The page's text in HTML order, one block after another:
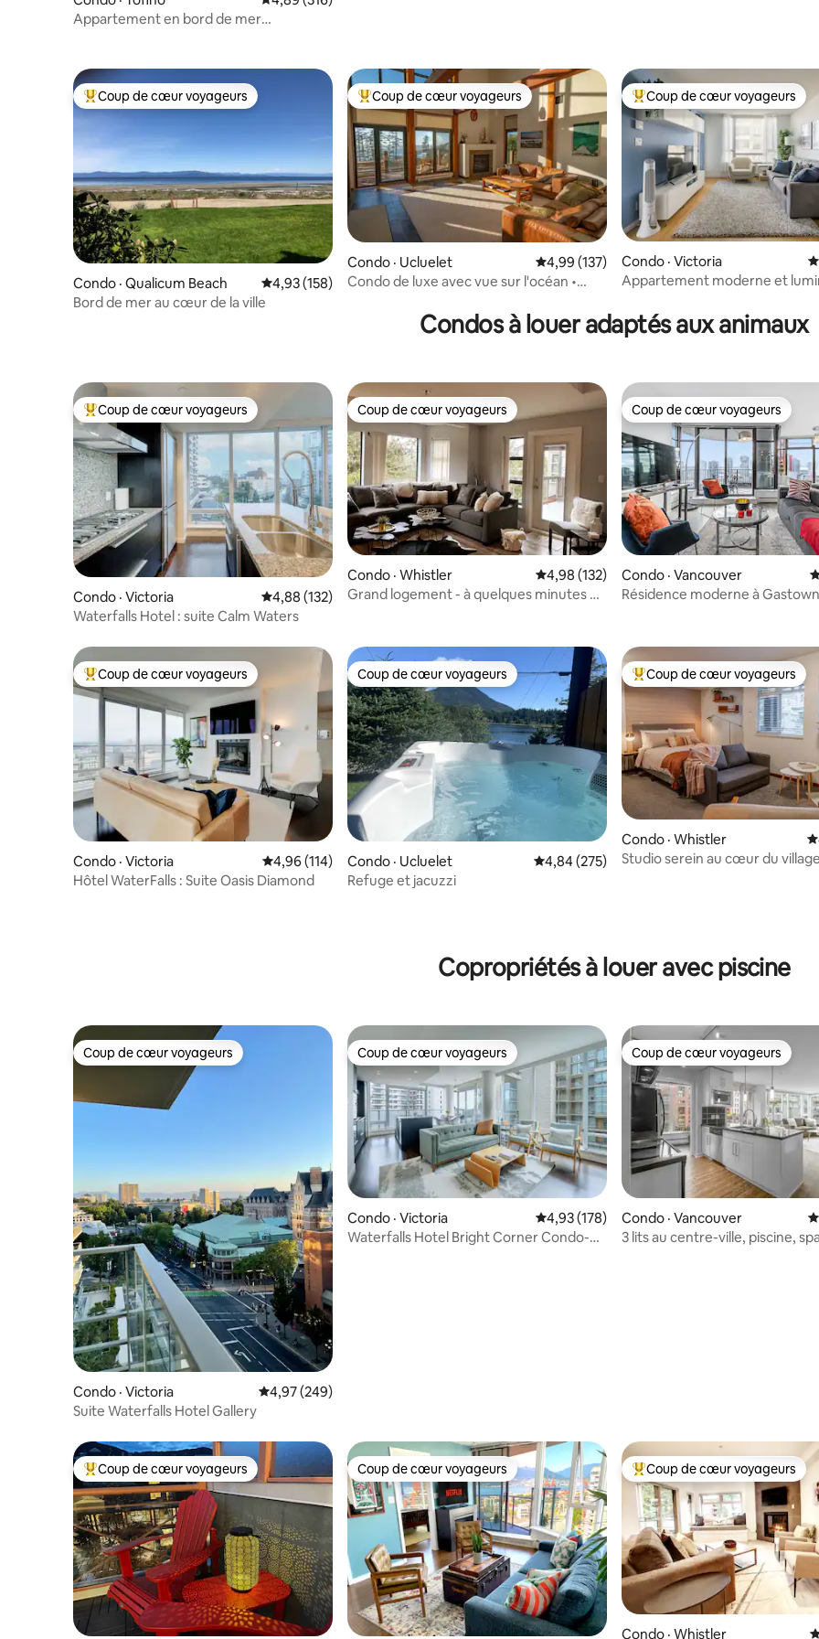
Appartement en bord de mer
Coup de cœur voyageurs parmi les plus aimés
Coup de cœur voyageurs
Condo · Qualicum Beach Note moyenne de 4,93 sur 5, 158 commentaires
4,93 (158)
Bord de mer au cœur de la ville
Coup de cœur voyageurs parmi les plus aimés
Coup de cœur voyageurs
Condo · Ucluelet Note moyenne de 4,99 sur 5, 137
4,99 (137)
Condo de luxe avec vue sur l'océan •
Coup de cœur voyageurs
Coup de cœur voyageurs
Condo · Victoria
Appartement moderne et
Condos à louer adaptés aux animaux
Coup de cœur voyageurs parmi les plus aimés
Coup de cœur voyageurs
Condo · Victoria Note moyenne de 4,88 sur 5, 132 commentaires
4,88 (132)
Waterfalls Hotel : suite Calm Waters
Coup de cœur voyageurs
Coup de cœur voyageurs
Condo · Whistler Note moyenne de 4,98 sur 5, 132
4,98 (132)
Grand logement - à quelques minutes du
Coup de cœur voyageurs
Coup de cœur voyageurs
Condo · Vancouver
Résidence moderne à
Coup de cœur voyageurs parmi les plus aimés
Coup de cœur voyageurs
Condo · Victoria Note moyenne de 4,96 sur 5, 114 commentaires
4,96 (114)
Hôtel WaterFalls : Suite Oasis Diamond
Coup de cœur voyageurs
Coup de cœur voyageurs
Condo · Ucluelet Note moyenne de 4,84 sur 5, 275
4,84 (275)
Refuge et jacuzzi
Coup de cœur voyageurs
Coup de cœur voyageurs
Condo · Whistler
Studio serein au cœur du
Copropriétés à louer avec piscine
Coup de cœur voyageurs
Coup de cœur voyageurs
Condo · Victoria Note moyenne de 4,97 sur 5, 249 commentaires
4,97 (249)
Suite Waterfalls Hotel Gallery
Coup de cœur voyageurs
Coup de cœur voyageurs
Condo · Victoria Note moyenne de 4,93 sur 5, 178
4,93 (178)
Waterfalls Hotel Bright Corner Condo-
Coup de cœur voyageurs
Coup de cœur voyageurs
Condo · Vancouver
3 lits au centre-ville, piscine,
Coup de cœur voyageurs parmi les plus aimés
Coup de cœur voyageurs Coup de cœur voyageurs
Coup de cœur voyageurs Coup de cœur voyageurs
Coup de cœur voyageurs
Condo · Whistler